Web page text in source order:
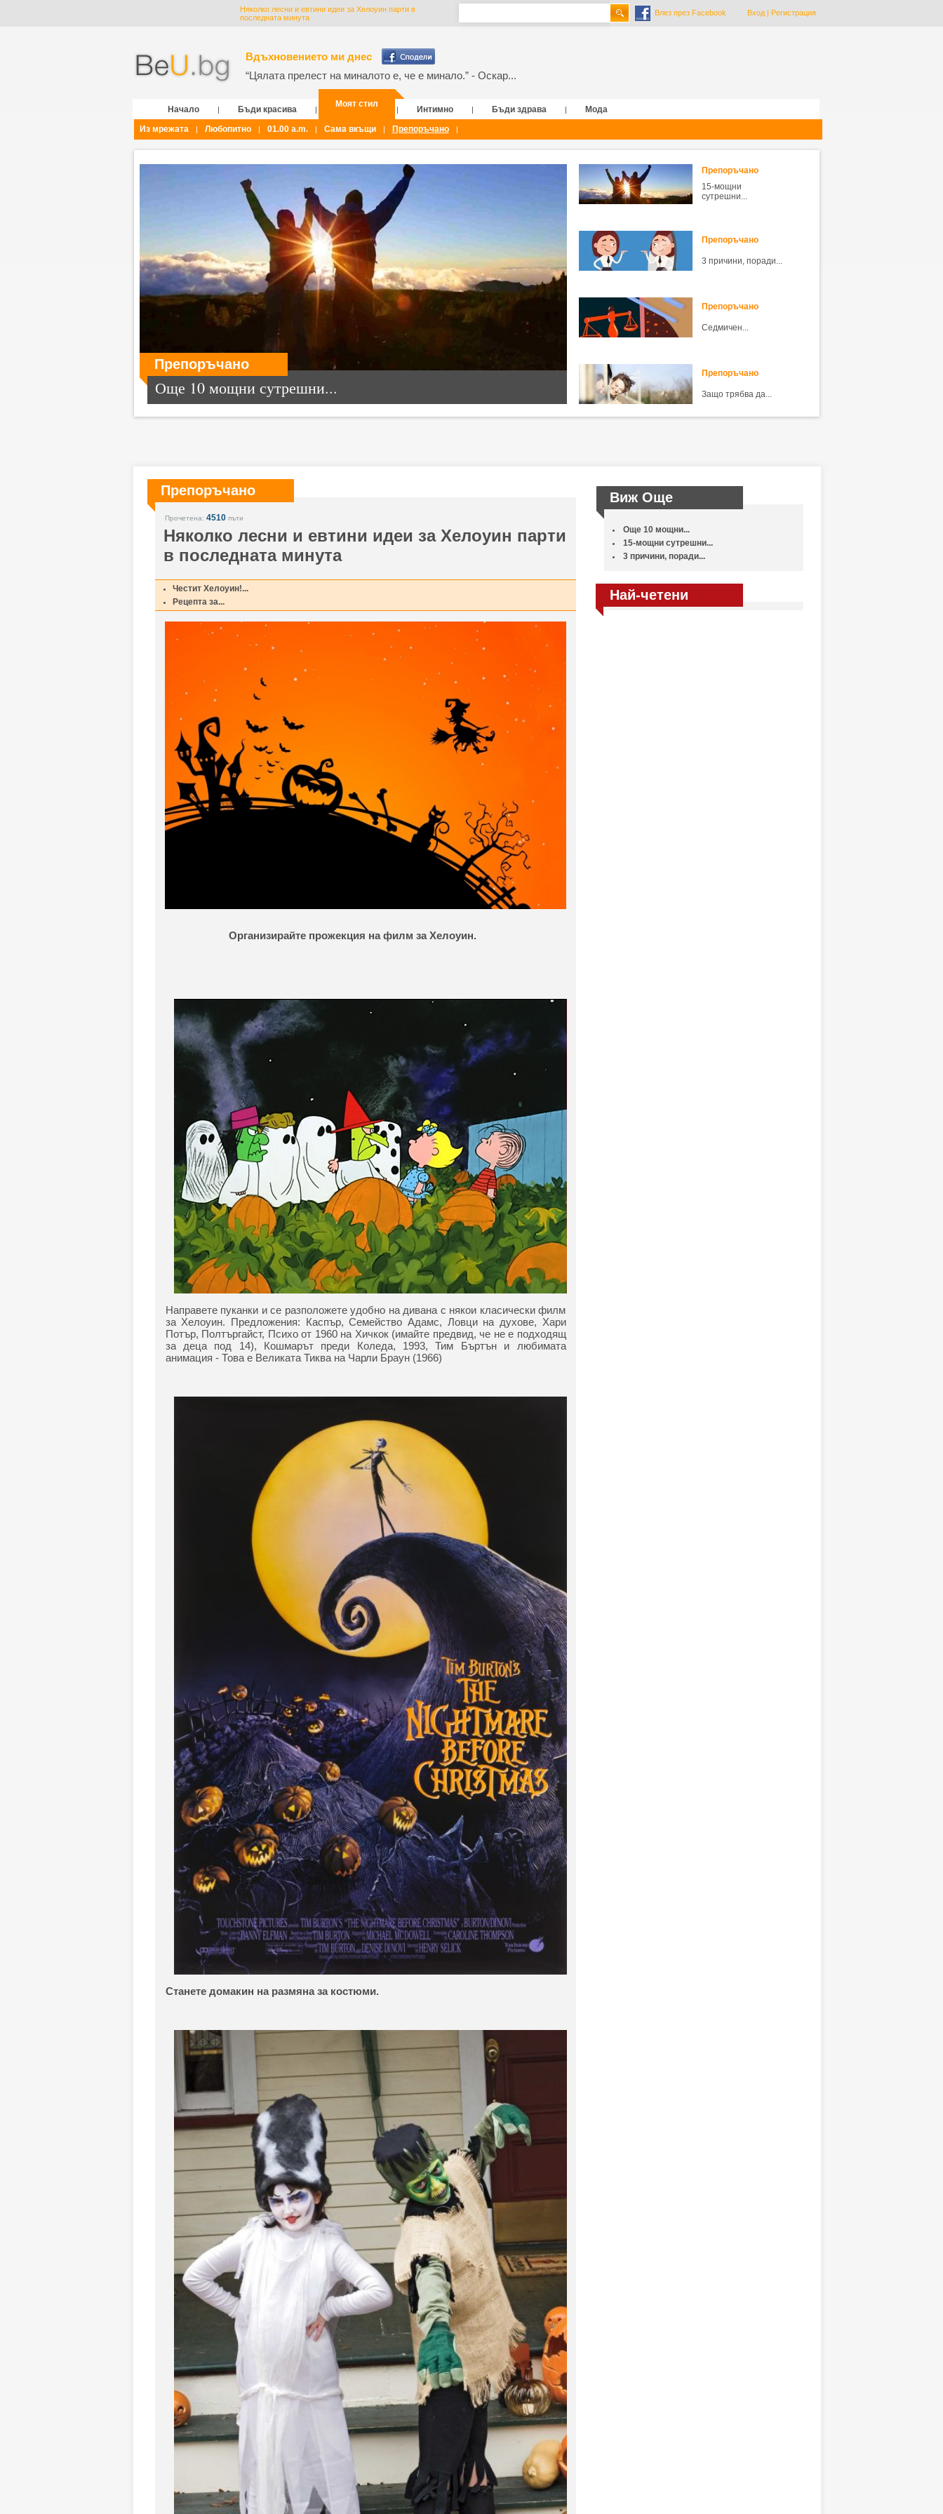
Няколко лесни и евтини идеи за Хелоуин парти в
последната минута
Влез през Facebook Вход| Регистрация
Вдъхновението ми днес
“Цялата прелест на миналото е, че е минало.” - Оскар...
Начало | Бъди красива |
Моят стил
| Интимно | Бъди здрава |
Мода
Из мрежата
| Любопитно | 01.00 a.m. | Сама вкъщи | Препоръчано |
Препоръчано
Още 10 мощни сутрешни...
Препоръчано
15-мощни
сутрешни...
Препоръчано
3 причини, поради...
Препоръчано
Седмичен...
Препоръчано
Защо трябва да...
Препоръчано
Прочетена: 4510пъти
Няколко лесни и евтини идеи за Хелоуин парти
в последната минута
Честит Хелоуин!...
Рецепта за...
Организирайте прожекция на филм за Хелоуин.
Направете пуканки и се разположете удобно на дивана с някои класически филм
за Хелоуин. Предложения: Каспър, Семейство Адамс, Ловци на духове, Хари
Потър, Полтъргайст, Психо от 1960 на Хичкок (имайте предвид, че не е подходящ
за деца под 14), Кошмарът преди Коледа, 1993, Тим Бъртън и любимата
анимация - Това е Великата Тиква на Чарли Браун (1966)
Станете домакин на размяна за костюми.
Виж Още
Още 10 мощни...
15-мощни сутрешни...
3 причини, поради...
Най-четени